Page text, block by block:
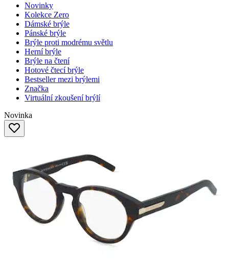
Novinky
Kolekce Zero
Dámské brýle
Pánské brýle
Brýle proti modrému světlu
Herní brýle
Brýle na čtení
Hotové čtecí brýle
Bestseller mezi brýlemi
Značka
Virtuální zkoušení brýlí
Novinka